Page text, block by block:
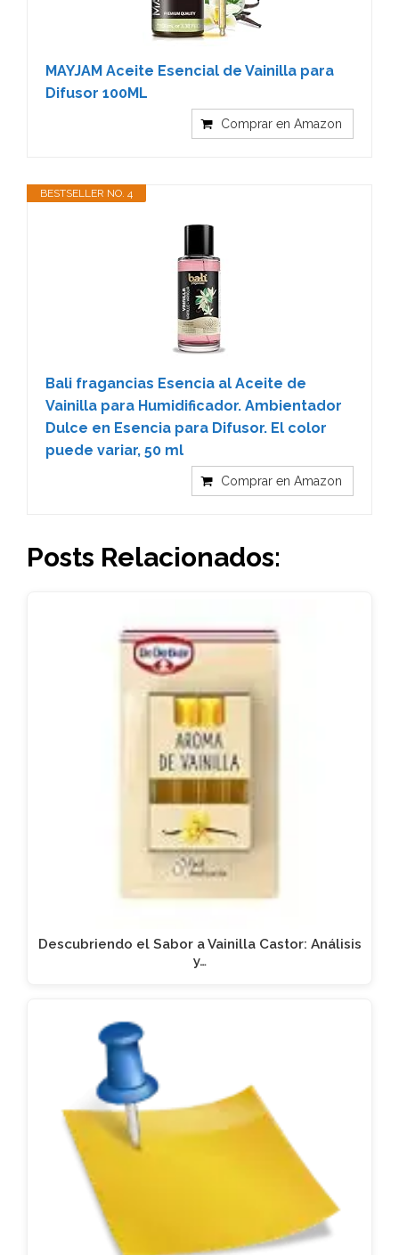
MAYJAM Aceite Esencial de Vainilla para
Difusor 100ML
Comprar en Amazon
BESTSELLER NO. 4
Bali fragancias Esencia al Aceite de
Vainilla para Humidificador. Ambientador
Dulce en Esencia para Difusor. El color
puede variar, 50 ml
Comprar en Amazon
Posts Relacionados:
Descubriendo el Sabor a Vainilla Castor: Análisis
y…